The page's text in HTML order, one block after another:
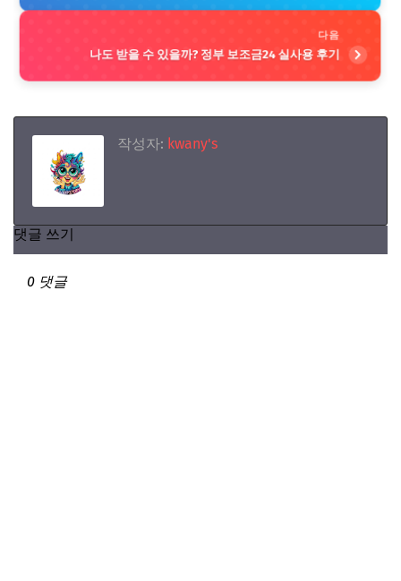
다음
나도 받을 수 있을까? 정부 보조금24 실사용 후기
작성자: kwany's
댓글 쓰기
0 댓글